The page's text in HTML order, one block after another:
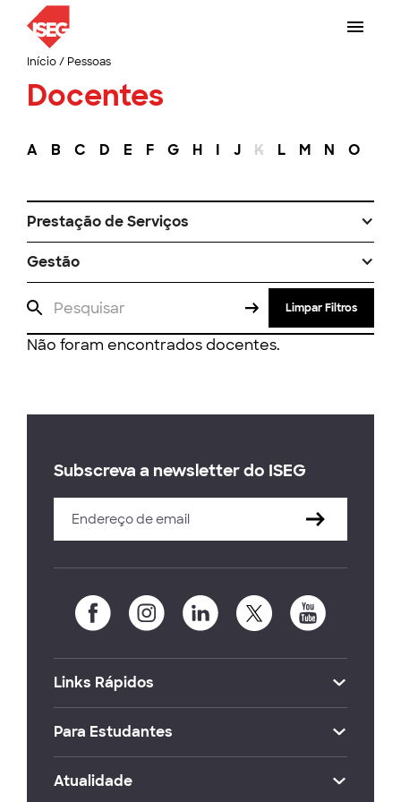
Início/ Pessoas
Docentes
A B C D E F G H I J K L M N O
Prestação de Serviços
Gestão
Limpar Filtros
Não foram encontrados docentes.
Subscreva a newsletter do ISEG
Links Rápidos
Para Estudantes
Atualidade